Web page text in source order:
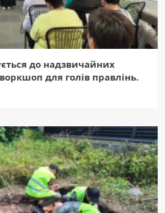
до надзвичайних
для голів правлінь.